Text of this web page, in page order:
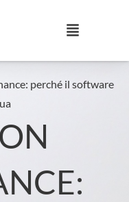
perché il software